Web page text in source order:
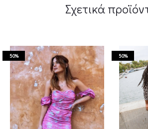
Σχετικά
50% 50%